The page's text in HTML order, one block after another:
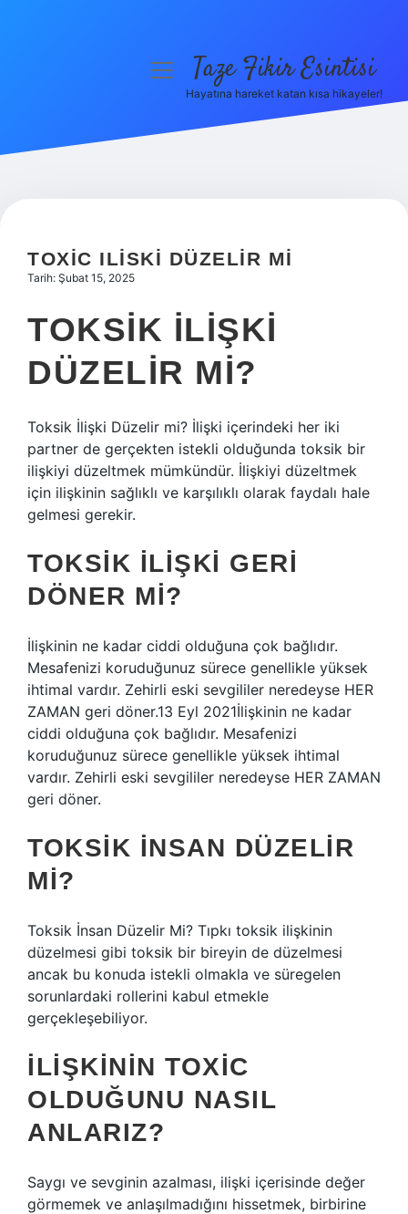
Hakkımızda
menüyüTaze Fikir Esintisi
Hayatına hareket katan kısa hikayeler!
TOXIC ILISKI DÜZELIR MI
Tarih: Şubat 15, 2025
TOKSIK ILIŞKI
DÜZELIR MI?
Toksik İlişki Düzelir mi? İlişki içerindeki her iki
partner de gerçekten istekli olduğunda toksik bir
ilişkiyi düzeltmek mümkündür. İlişkiyi düzeltmek
için ilişkinin sağlıklı ve karşılıklı olarak faydalı hale
gelmesi gerekir.
TOKSIK ILIŞKI GERI
DÖNER MI?
İlişkinin ne kadar ciddi olduğuna çok bağlıdır.
Mesafenizi koruduğunuz sürece genellikle yüksek
ihtimal vardır. Zehirli eski sevgililer neredeyse HER
ZAMAN geri döner.13 Eyl 2021İlişkinin ne kadar
ciddi olduğuna çok bağlıdır. Mesafenizi
koruduğunuz sürece genellikle yüksek ihtimal
vardır. Zehirli eski sevgililer neredeyse HER ZAMAN
geri döner.
TOKSIK INSAN DÜZELIR
MI?
Toksik İnsan Düzelir Mi? Tıpkı toksik ilişkinin
düzelmesi gibi toksik bir bireyin de düzelmesi
ancak bu konuda istekli olmakla ve süregelen
sorunlardaki rollerini kabul etmekle
gerçekleşebiliyor.
İLIŞKININ TOXIC
OLDUĞUNU NASIL
ANLARIZ?
Saygı ve sevginin azalması, ilişki içerisinde değer
görmemek ve anlaşılmadığını hissetmek, birbirine